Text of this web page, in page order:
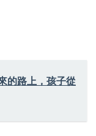
的路上，孩子從